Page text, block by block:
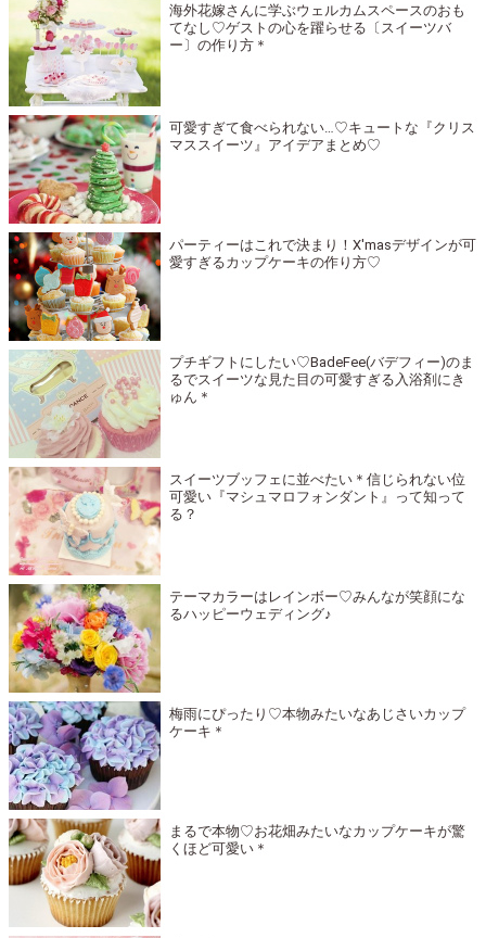
海外花嫁さんに学ぶウェルカムスペースのおも
てなし♡ゲストの心を躍らせる〔スイーツバ
ー〕の作り方＊
可愛すぎて食べられない…♡キュートな『クリス
マススイーツ』アイデアまとめ♡
パーティーはこれで決まり！X'masデザインが可
愛すぎるカップケーキの作り方♡
プチギフトにしたい♡BadeFee(バデフィー)のま
るでスイーツな見た目の可愛すぎる入浴剤にき
ゅん＊
スイーツブッフェに並べたい＊信じられない位
可愛い『マシュマロフォンダント』って知って
る？
テーマカラーはレインボー♡みんなが笑顔にな
るハッピーウェディング♪
梅雨にぴったり♡本物みたいなあじさいカップ
ケーキ＊
まるで本物♡お花畑みたいなカップケーキが驚
くほど可愛い＊